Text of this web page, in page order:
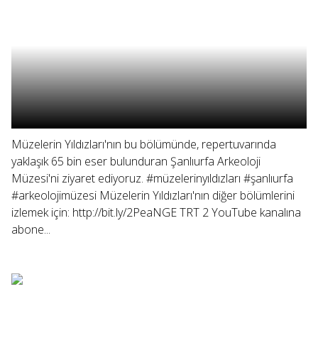
Müzelerin Yıldızları'nın bu bölümünde, repertuvarında
yaklaşık 65 bin eser bulunduran Şanlıurfa Arkeoloji
Müzesi'ni ziyaret ediyoruz. #müzelerinyıldızları #şanlıurfa
#arkeolojimüzesi Müzelerin Yıldızları'nın diğer bölümlerini
izlemek için: http://bit.ly/2PeaNGE TRT 2 YouTube kanalına
abone...